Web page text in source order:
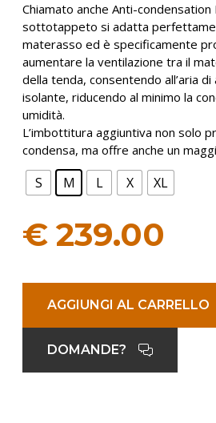
Chiamato anche Anti-
sottotappeto si adatta
materasso ed è specificamente
aumentare la ventilazione tra il
della tenda, consentendo all’aria
isolante, riducendo al minimo la
umidità.
L’imbottitura aggiuntiva non solo
condensa, ma offre anche un
S M L X XL
€ 239.00
AGGIUNGI AL CARRELLO
DOMANDE?